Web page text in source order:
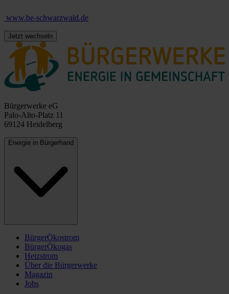
www.be-schwarzwald.de
Jetzt wechseln
Bürgerwerke eG
Palo-Alto-Platz 11
69124 Heidelberg
Energie in Bürgerhand
BürgerÖkostrom
BürgerÖkogas
Heizstrom
Über die Bürgerwerke
Magazin
Jobs